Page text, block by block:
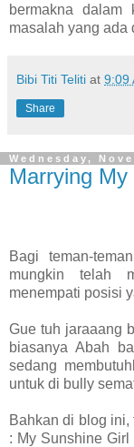
bermakna
masalah yang ada
Bibi Titi Teliti at 9:09
Share
Wednesday,
Marrying
Bagi teman-
mungkin telah
menempati posisi
Gue tuh jaraaang
biasanya Abah
sedang
untuk di bully
Bahkan di blog
: My Sunshine